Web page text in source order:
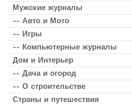
Мужские журналы
-- Авто и Мото
-- Игры
-- Компьютерные журналы
Дом и Интерьер
-- Дача и огород
-- О строительстве
Страны и путешествия